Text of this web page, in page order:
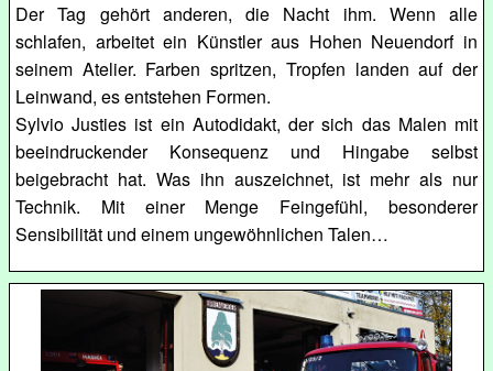
Der Tag gehört anderen, die Nacht ihm. Wenn alle
schlafen, arbeitet ein Künstler aus Hohen Neuendorf in
seinem Atelier. Farben spritzen, Tropfen landen auf der
Leinwand, es entstehen Formen.
Sylvio Justies ist ein Autodidakt, der sich das Malen mit
beeindruckender Konsequenz und Hingabe selbst
beigebracht hat. Was ihn auszeichnet, ist mehr als nur
Technik. Mit einer Menge Feingefühl, besonderer
Sensibilität und einem ungewöhnlichen Talen…